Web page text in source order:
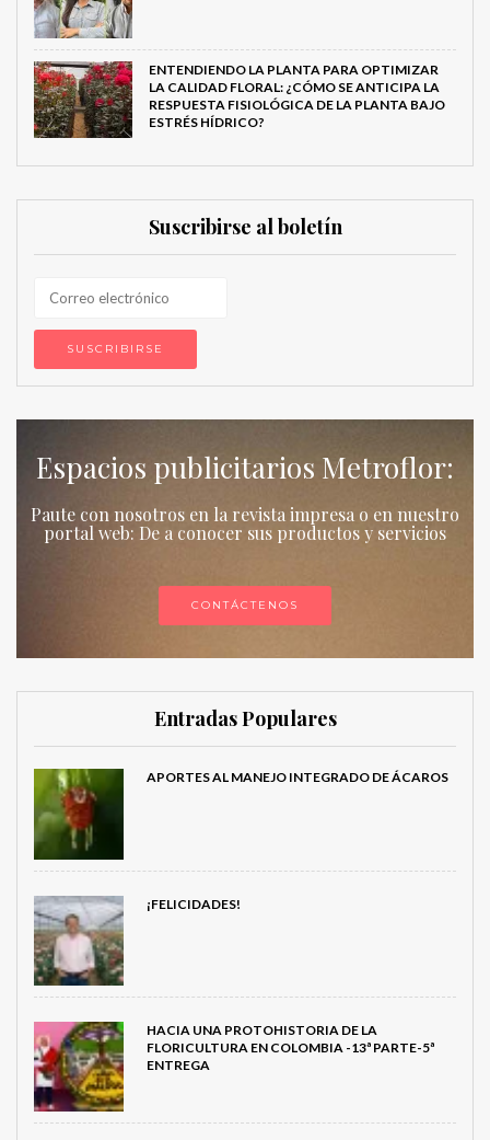
ENTENDIENDO LA PLANTA PARA OPTIMIZAR
LA CALIDAD FLORAL: ¿CÓMO SE ANTICIPA LA
RESPUESTA FISIOLÓGICA DE LA PLANTA BAJO
ESTRÉS HÍDRICO?
Suscribirse al boletín
Espacios publicitarios Metroflor:
Paute con nosotros en la revista impresa o en nuestro
portal web: De a conocer sus productos y servicios
CONTÁCTENOS
Entradas Populares
APORTES AL MANEJO INTEGRADO DE ÁCAROS
¡FELICIDADES!
HACIA UNA PROTOHISTORIA DE LA
FLORICULTURA EN COLOMBIA -13ª PARTE-5ª
ENTREGA